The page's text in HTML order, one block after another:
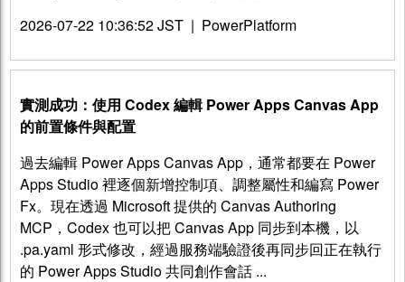
2026-07-22 10:36:52 JST | PowerPlatform
實測成功：使用 Codex 編輯 Power Apps Canvas App
的前置條件與配置
過去編輯 Power Apps Canvas App，通常都要在 Power
Apps Studio 裡逐個新增控制項、調整屬性和編寫 Power
Fx。現在透過 Microsoft 提供的 Canvas Authoring
MCP，Codex 也可以把 Canvas App 同步到本機，以
.pa.yaml 形式修改，經過服務端驗證後再同步回正在執行
的 Power Apps Studio 共同創作會話 ...